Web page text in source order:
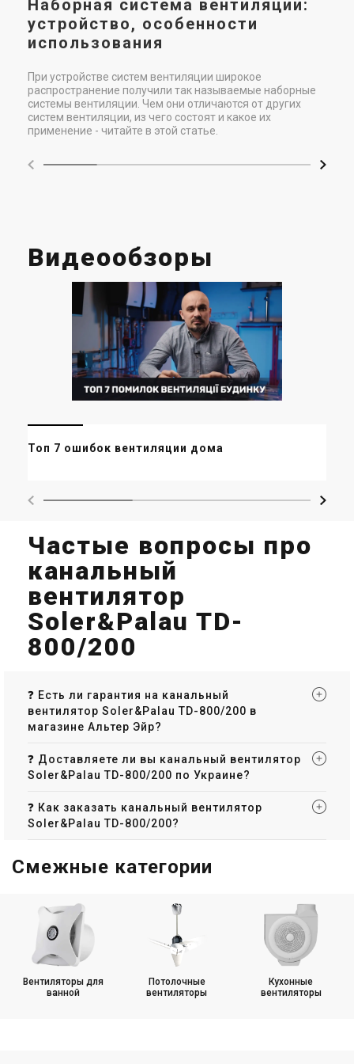
Цена
19 423 грн
Купить
Цена
26 355 грн
Наборная система вентиляции:
устройство, особенности
использования
При устройстве систем вентиляции широкое
распространение получили так называемые наборные
системы вентиляции. Чем они отличаются от других
систем вентиляции, из чего состоят и какое их
применение - читайте в этой статье.
Видеообзоры
Топ 7 ошибок вентиляции дома
Частые вопросы про
канальный
вентилятор
Soler&Palau TD-
800/200
❓ Есть ли гарантия на канальный
вентилятор Soler&Palau TD-800/200 в
магазине Альтер Эйр?
❓ Доставляете ли вы канальный вентилятор
Soler&Palau TD-800/200 по Украине?
❓ Как заказать канальный вентилятор
Soler&Palau TD-800/200?
Смежные категории
Вентиляторы для
ванной
Потолочные
вентиляторы
Кухонные
вентиляторы